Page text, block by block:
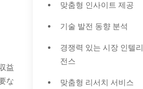
益
な
맞춤형 인사이트 제공
기술 발전 동향 분석
경쟁력 있는 시장 인텔리
전스
맞춤형 리서치 서비스